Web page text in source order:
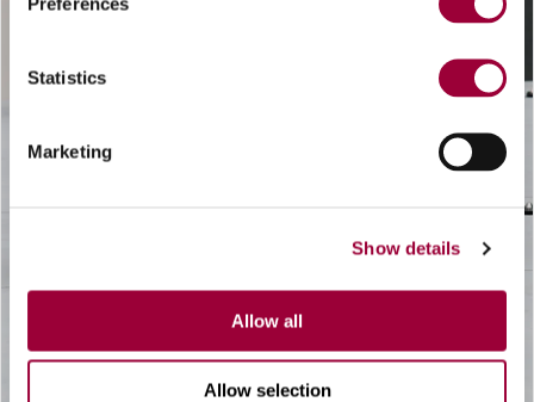
Statistics
Marketing
Show details
Allow all
Allow selection